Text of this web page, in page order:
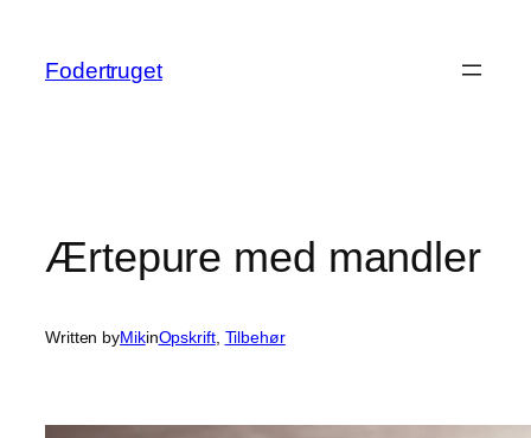
indhold
Fodertruget
Ærtepure med mandler
Written byMikinOpskrift, Tilbehør